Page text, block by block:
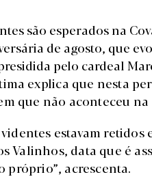
são esperados na
de agosto, que
pelo cardeal
explica que nesta
que não aconteceu na
videntes estavam
Valinhos, data que é
acrescenta.